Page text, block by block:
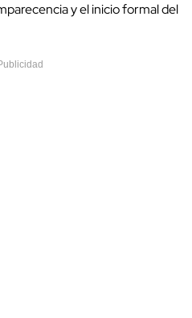
y el inicio formal del